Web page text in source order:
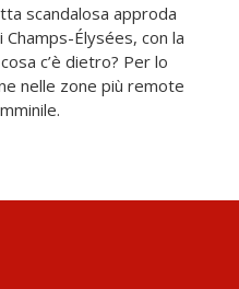
scandalosa approda
Élysées, con la
c’è dietro? Per lo
nelle zone più remote